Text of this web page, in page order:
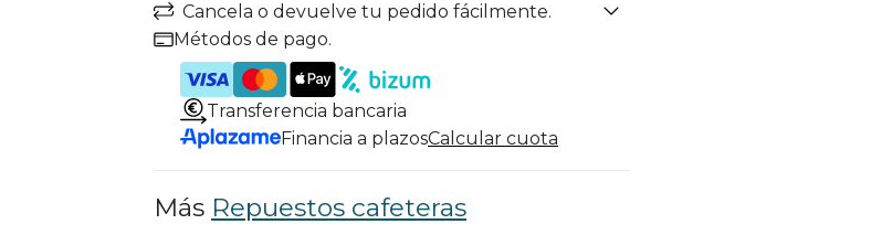
Cancela o devuelve tu pedido fácilmente.
Métodos de pago.
Transferencia bancaria
Financia a plazosCalcular cuota
Más Repuestos cafeteras